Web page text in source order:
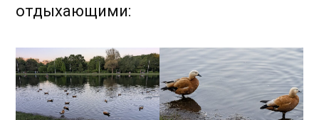
отдыхающими: